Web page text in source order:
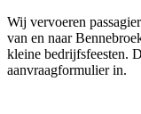
Wij vervoeren
van en naar
kleine bedrijfsfeesten.
aanvraagformulier in.